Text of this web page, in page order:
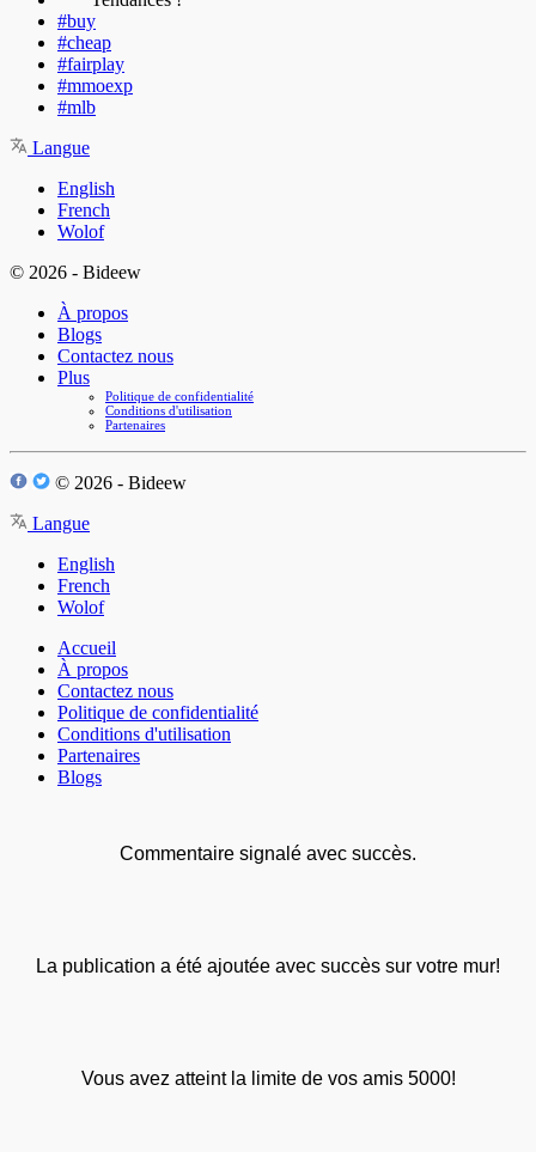
#buy
#cheap
#fairplay
#mmoexp
#mlb
Langue
English
French
Wolof
© 2026 - Bideew
À propos
Blogs
Contactez nous
Plus
Politique de confidentialité
Conditions d'utilisation
Partenaires
© 2026 - Bideew
Langue
English
French
Wolof
Accueil
À propos
Contactez nous
Politique de confidentialité
Conditions d'utilisation
Partenaires
Blogs
Commentaire signalé avec succès.
La publication a été ajoutée avec succès sur votre mur!
Vous avez atteint la limite de vos amis 5000!